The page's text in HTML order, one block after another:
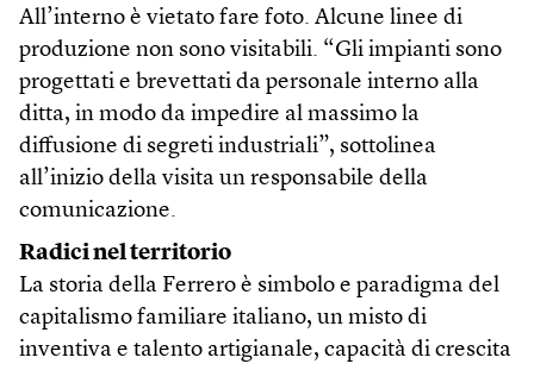
All’interno è vietato fare foto. Alcune linee di
produzione non sono visitabili. “Gli impianti sono
progettati e brevettati da personale interno alla
ditta, in modo da impedire al massimo la
diffusione di segreti industriali”, sottolinea
all’inizio della visita un responsabile della
comunicazione.
Radici nel territorio
La storia della Ferrero è simbolo e paradigma del
capitalismo familiare italiano, un misto di
inventiva e talento artigianale, capacità di crescita